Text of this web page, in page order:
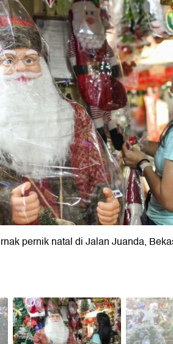
pernik natal di Jalan Juanda,